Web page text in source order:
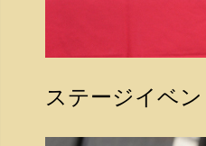
ステージイベ